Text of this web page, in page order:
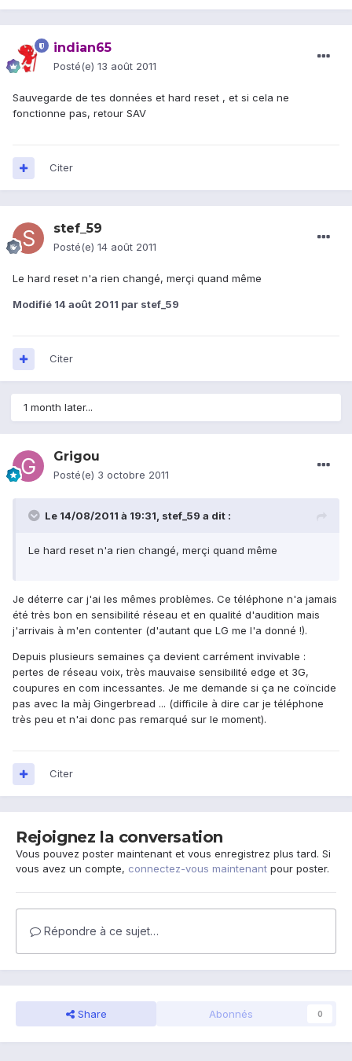
indian65
Posté(e) 13 août 2011
Sauvegarde de tes données et hard reset , et si cela ne
fonctionne pas, retour SAV
Citer
stef_59
Posté(e) 14 août 2011
Le hard reset n'a rien changé, merçi quand même
Modifié 14 août 2011 par stef_59
Citer
1 month later...
Grigou
Posté(e) 3 octobre 2011
Le 14/08/2011 à 19:31, stef_59 a dit :
Le hard reset n'a rien changé, merçi quand même
Je déterre car j'ai les mêmes problèmes. Ce téléphone n'a jamais
été très bon en sensibilité réseau et en qualité d'audition mais
j'arrivais à m'en contenter (d'autant que LG me l'a donné !).
Depuis plusieurs semaines ça devient carrément invivable :
pertes de réseau voix, très mauvaise sensibilité edge et 3G,
coupures en com incessantes. Je me demande si ça ne coïncide
pas avec la màj Gingerbread ... (difficile à dire car je téléphone
très peu et n'ai donc pas remarqué sur le moment).
Citer
Rejoignez la conversation
Vous pouvez poster maintenant et vous enregistrez plus tard. Si
vous avez un compte, connectez-vous maintenant pour poster.
Répondre à ce sujet…
Share Abonnés 0